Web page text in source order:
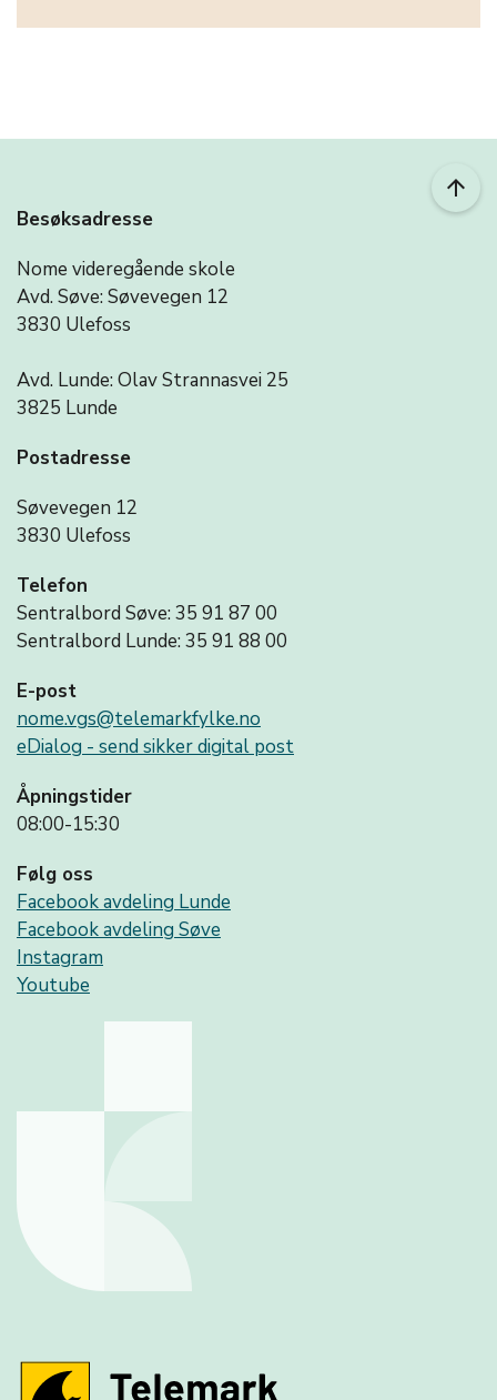
arrow_upward
Besøksadresse
Nome videregående skole
Avd. Søve: Søvevegen 12
3830 Ulefoss
Avd. Lunde: Olav Strannasvei 25
3825 Lunde
Postadresse
Søvevegen 12
3830 Ulefoss
Telefon
Sentralbord Søve: 35 91 87 00
Sentralbord Lunde: 35 91 88 00
E-post
nome.vgs@telemarkfylke.no
eDialog - send sikker digital post
Åpningstider
08:00-15:30
Følg oss
Facebook avdeling Lunde
Facebook avdeling Søve
Instagram
Youtube